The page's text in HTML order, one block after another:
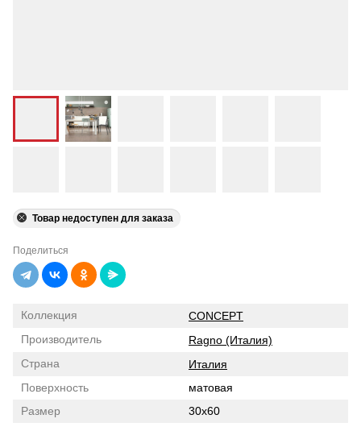
Товар недоступен для заказа
Поделиться
Коллекция
CONCEPT
Производитель
Ragno (Италия)
Страна
Италия
Поверхность
матовая
Размер
30x60